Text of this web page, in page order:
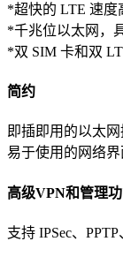
*超快的 LTE 速度
*千兆位以太网，
*双 SIM 卡和双
简约
即插即用的以太网
易于使用的网络
高级VPN和管理
支持 IPSec、